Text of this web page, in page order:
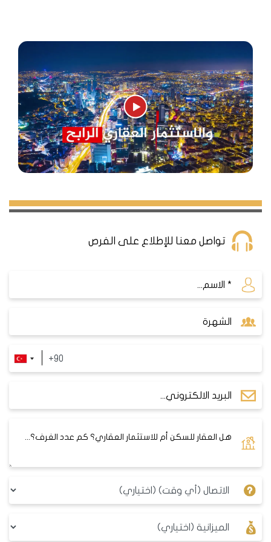
Istanbul053
يقع المشروع في منطقة Kartal ضمن القسم الأسيوي
من اسطنبول. بني المشروع على أرض تبلغ مساحتها 4500
متر
مربع، وهو مكون من بناثين، بحيث يبلغ عدد الشقق
العقارات تبدأ من 1+1
لشقة 1+1
طريقة الدفع 50% كاش والباقي أقساط على 48 شهرا
يتميز المشروع بإطلالاته البانورامية على البحر وجزر
الاميرات وقربه من محطة المترو.
إجمالي 884 شقة من نوع 1+1/ 2+1 / 3+1.
تواصل معنا للإطلاع على الفرص